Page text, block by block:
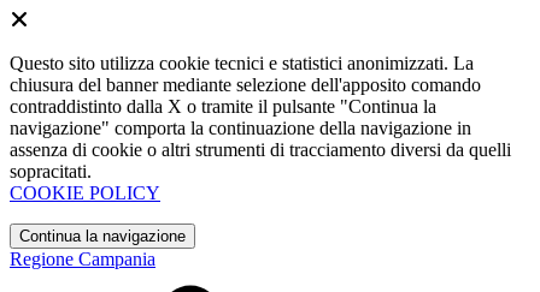
Questo sito utilizza cookie tecnici e statistici anonimizzati. La
chiusura del banner mediante selezione dell'apposito comando
contraddistinto dalla X o tramite il pulsante "Continua la
navigazione" comporta la continuazione della navigazione in
assenza di cookie o altri strumenti di tracciamento diversi da quelli
sopracitati.
COOKIE POLICY
Continua la navigazione
Regione Campania